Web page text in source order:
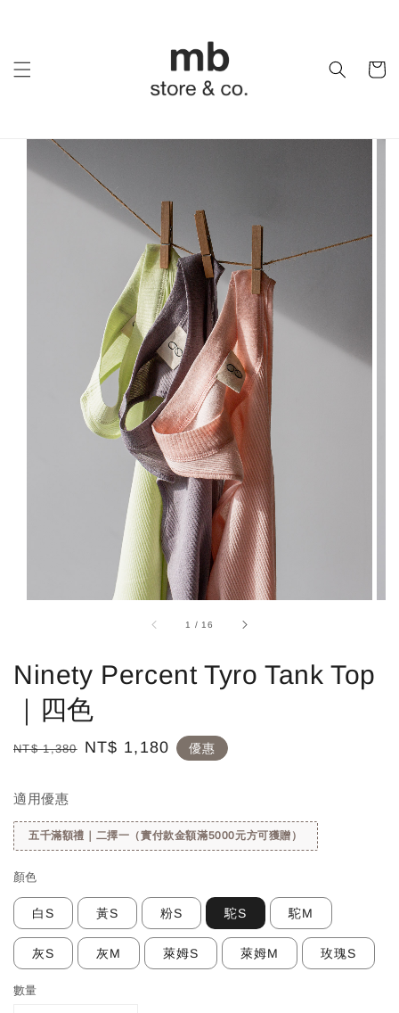
1 / 16
Ninety Percent Tyro Tank Top
｜四色
Regular
NT$ 1,380
Sale
NT$ 1,180 優惠
適用優惠
五千滿額禮｜二擇一（實付款金額滿5000元方可獲贈）
顏色
白S 黃S 粉S 駝S 駝M
灰S 灰M 萊姆S 萊姆M 玫瑰S
數量